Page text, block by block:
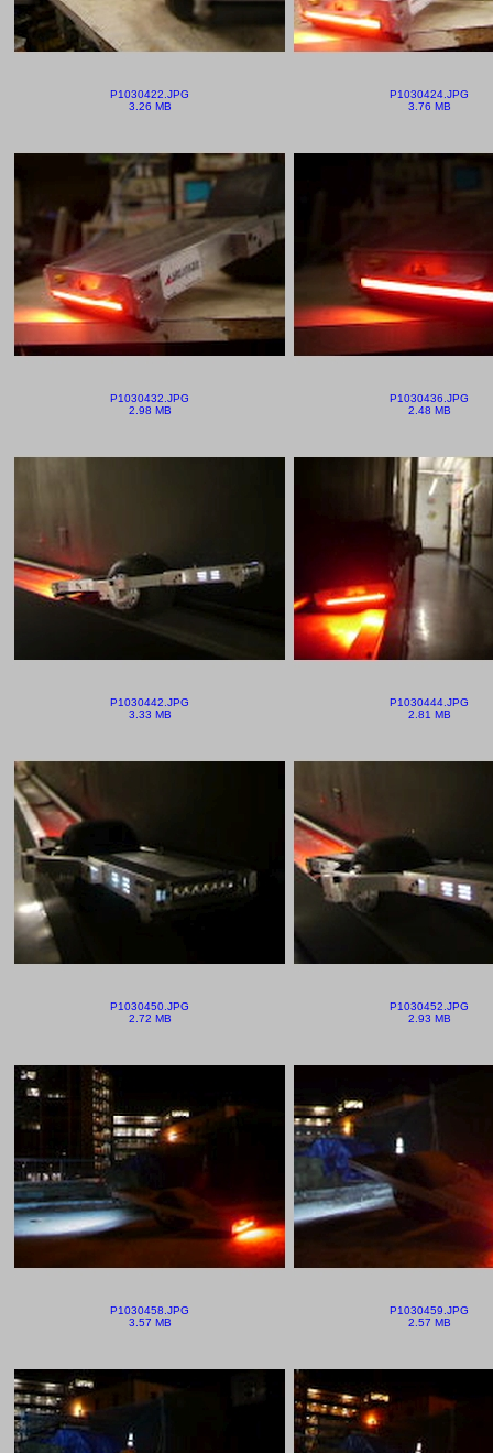
P1030422.JPG
3.26 MB
P1030424.JPG
3.76 MB
P1030432.JPG
2.98 MB
P1030436.JPG
2.48 MB
P1030442.JPG
3.33 MB
P1030444.JPG
2.81 MB
P1030450.JPG
2.72 MB
P1030452.JPG
2.93 MB
P1030458.JPG
3.57 MB
P1030459.JPG
2.57 MB